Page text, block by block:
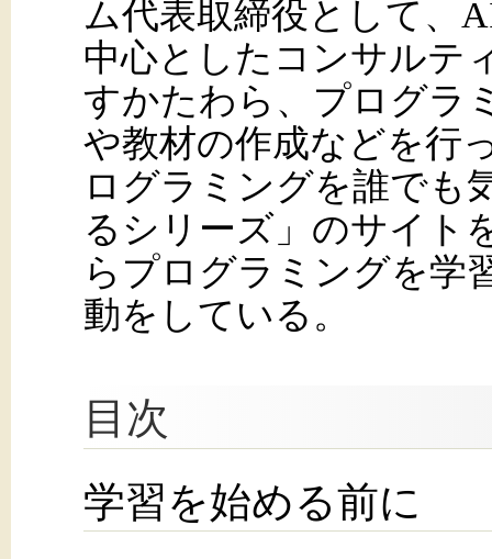
ム代表取締役として、
中心としたコンサルテ
すかたわら、プログラ
や教材の作成などを行
ログラミングを誰でも
るシリーズ」のサイト
らプログラミングを学
動をしている。
目次
学習を始める前に